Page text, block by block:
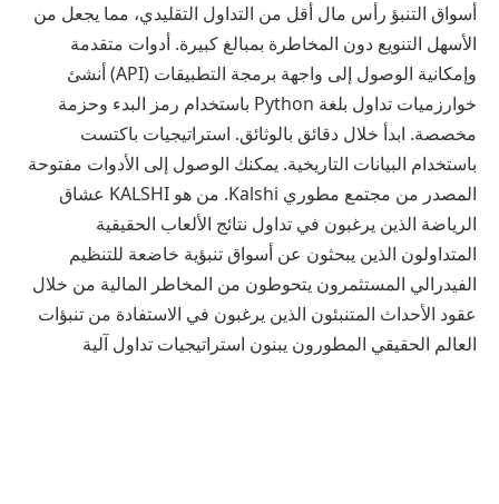
أسواق التنبؤ رأس مال أقل من التداول التقليدي، مما يجعل من
الأسهل التنويع دون المخاطرة بمبالغ كبيرة. أدوات متقدمة
وإمكانية الوصول إلى واجهة برمجة التطبيقات (API) أنشئ
خوارزميات تداول بلغة Python باستخدام رمز البدء وحزمة
مخصصة. ابدأ خلال دقائق بالوثائق. استراتيجيات باكتست
باستخدام البيانات التاريخية. يمكنك الوصول إلى الأدوات مفتوحة
المصدر من مجتمع مطوري Kalshi. من هو KALSHI عشاق
الرياضة الذين يرغبون في تداول نتائج الألعاب الحقيقية
المتداولون الذين يبحثون عن أسواق تنبؤية خاضعة للتنظيم
الفيدرالي المستثمرون يتحوطون من المخاطر المالية من خلال
عقود الأحداث المتنبئون الذين يرغبون في الاستفادة من تنبؤات
العالم الحقيقي المطورون يبنون استراتيجيات تداول آلية